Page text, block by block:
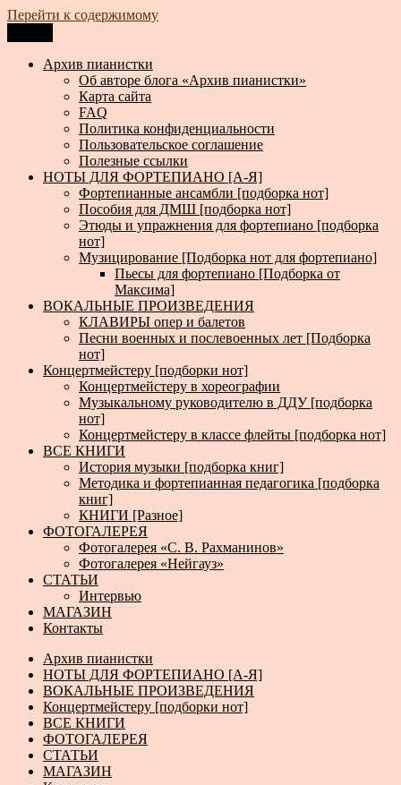
Перейти к содержимому
Архив пианистки
Всё для пианистов: ноты, книги, музыка, статьи…
Архив пианистки
Об авторе блога «Архив пианистки»
Карта сайта
FAQ
Политика конфиденциальности
Пользовательское соглашение
Полезные ссылки
НОТЫ ДЛЯ ФОРТЕПИАНО [А-Я]
Фортепианные ансамбли [подборка нот]
Пособия для ДМШ [подборка нот]
Этюды и упражнения для фортепиано [подборка
нот]
Музицирование [Подборка нот для фортепиано]
Пьесы для фортепиано [Подборка от
Максима]
ВОКАЛЬНЫЕ ПРОИЗВЕДЕНИЯ
КЛАВИРЫ опер и балетов
Песни военных и послевоенных лет [Подборка
нот]
Концертмейстеру [подборки нот]
Концертмейстеру в хореографии
Музыкальному руководителю в ДДУ [подборка
нот]
Концертмейстеру в классе флейты [подборка нот]
ВСЕ КНИГИ
История музыки [подборка книг]
Методика и фортепианная педагогика [подборка
книг]
КНИГИ [Разное]
ФОТОГАЛЕРЕЯ
Фотогалерея «С. В. Рахманинов»
Фотогалерея «Нейгауз»
СТАТЬИ
Интервью
МАГАЗИН
Контакты
Архив пианистки
НОТЫ ДЛЯ ФОРТЕПИАНО [А-Я]
ВОКАЛЬНЫЕ ПРОИЗВЕДЕНИЯ
Концертмейстеру [подборки нот]
ВСЕ КНИГИ
ФОТОГАЛЕРЕЯ
СТАТЬИ
МАГАЗИН